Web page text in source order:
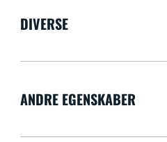
DIVERSE
ANDRE EGENSKABER